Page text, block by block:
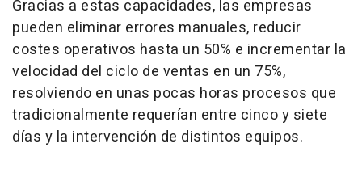
Gracias a estas capacidades, las empresas
pueden eliminar errores manuales, reducir
costes operativos hasta un 50% e incrementar la
velocidad del ciclo de ventas en un 75%,
resolviendo en unas pocas horas procesos que
tradicionalmente requerían entre cinco y siete
días y la intervención de distintos equipos.